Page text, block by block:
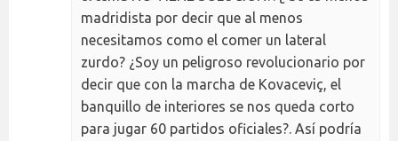
madridista por decir que al menos
necesitamos como el comer un lateral
zurdo? ¿Soy un peligroso revolucionario por
decir que con la marcha de Kovaceviç, el
banquillo de interiores se nos queda corto
para jugar 60 partidos oficiales?. Así podría